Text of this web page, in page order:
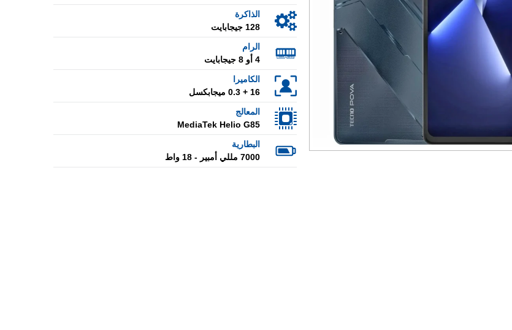
الذاكرة
128 جيجابايت
الرام
4 أو 8 جيجابايت
الكاميرا
16 + 0.3 ميجابكسل
المعالج
MediaTek Helio G85
البطارية
7000 مللي أمبير - 18 واط